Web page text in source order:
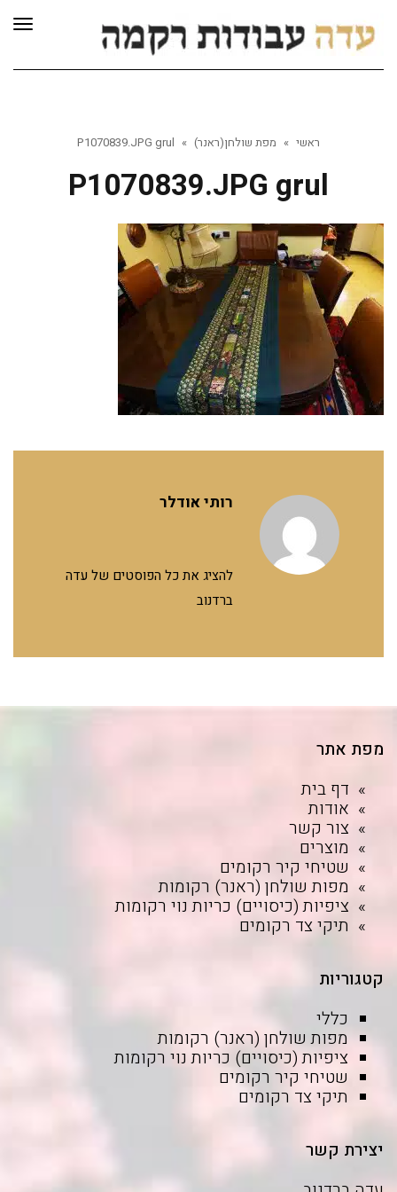
ראשי » מפת שולחן(ראנר) »
P1070839.JPG grul
P1070839.JPG grul
רותי אודלר
להציג את כל הפוסטים של עדה
ברדנוב
מפת אתר
דף בית
אודות
צור קשר
מוצרים
שטיחי קיר רקומים
מפות שולחן (ראנר) רקומות
ציפיות (כיסויים) כריות נוי רקומות
תיקי צד רקומים
קטגוריות
כללי
מפות שולחן (ראנר) רקומות
ציפיות (כיסויים) כריות נוי רקומות
שטיחי קיר רקומים
תיקי צד רקומים
יצירת קשר